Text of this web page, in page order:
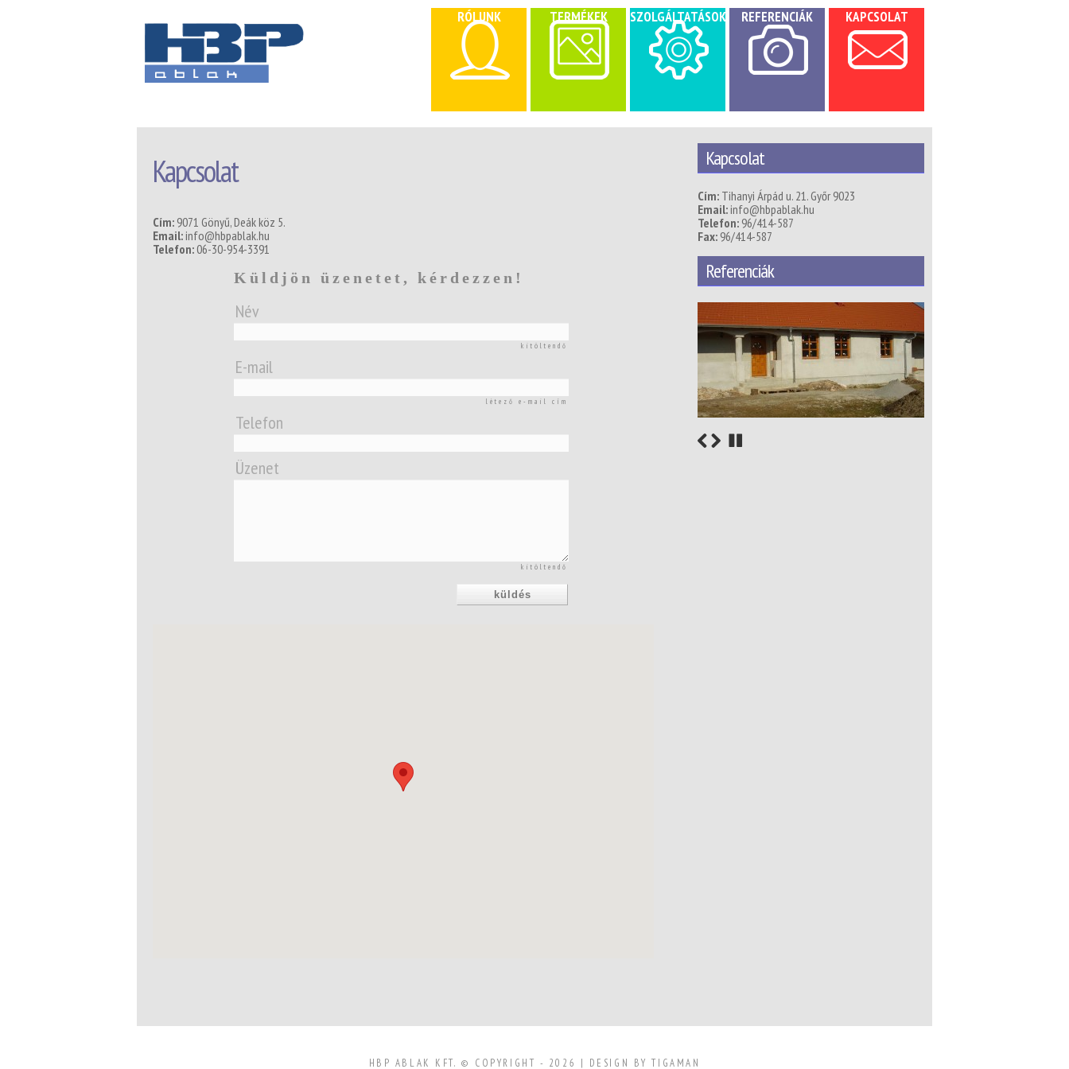
RÓLUNK TERMÉKEK SZOLGÁLTATÁSOK REFERENCIÁK KAPCSOLAT
Kapcsolat
Cím: 9071 Gönyű, Deák köz 5.
Email:info@hbpablak.hu
Telefon: 06-30-954-3391
Küldjön üzenetet, kérdezzen!
Név
kitöltendő
E-mail
létező e-mail cím
Telefon
Üzenet
kitöltendő
Kapcsolat
Cím: Tihanyi Árpád u. 21. Győr 9023
Email:info@hbpablak.hu
Telefon: 96/414-587
Fax: 96/414-587
Referenciák
HBP ABLAK KFT. © COPYRIGHT - 2026 | DESIGN BYTIGAMAN